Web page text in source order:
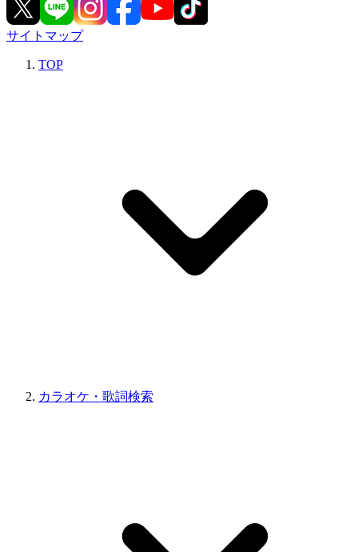
サイトマップ
TOP
カラオケ・歌詞検索